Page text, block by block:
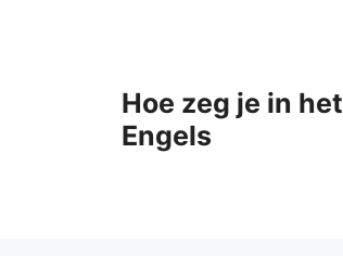
Hoe zeg je in het
Engels